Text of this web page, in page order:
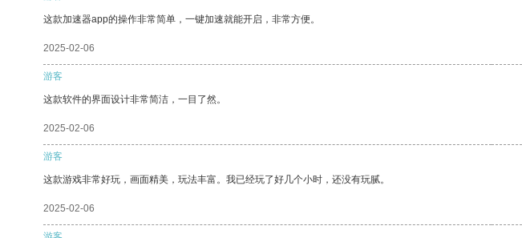
这款加速器app的操作非常简单，一键加速就能开启，非常方便。
2025-02-06
游客
这款软件的界面设计非常简洁，一目了然。
2025-02-06
游客
这款游戏非常好玩，画面精美，玩法丰富。我已经玩了好几个小时，还没有玩腻。
2025-02-06